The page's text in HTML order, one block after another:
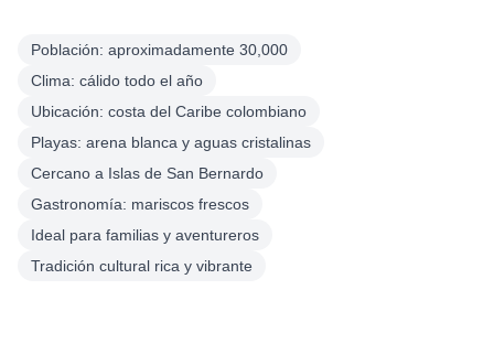
Población: aproximadamente 30,000
Clima: cálido todo el año
Ubicación: costa del Caribe colombiano
Playas: arena blanca y aguas cristalinas
Cercano a Islas de San Bernardo
Gastronomía: mariscos frescos
Ideal para familias y aventureros
Tradición cultural rica y vibrante